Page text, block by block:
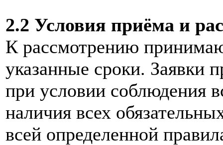
2.2 Условия приёма и
К рассмотрению
указанные сроки. Заявки
при условии соблюдения
наличия всех
всей определенной